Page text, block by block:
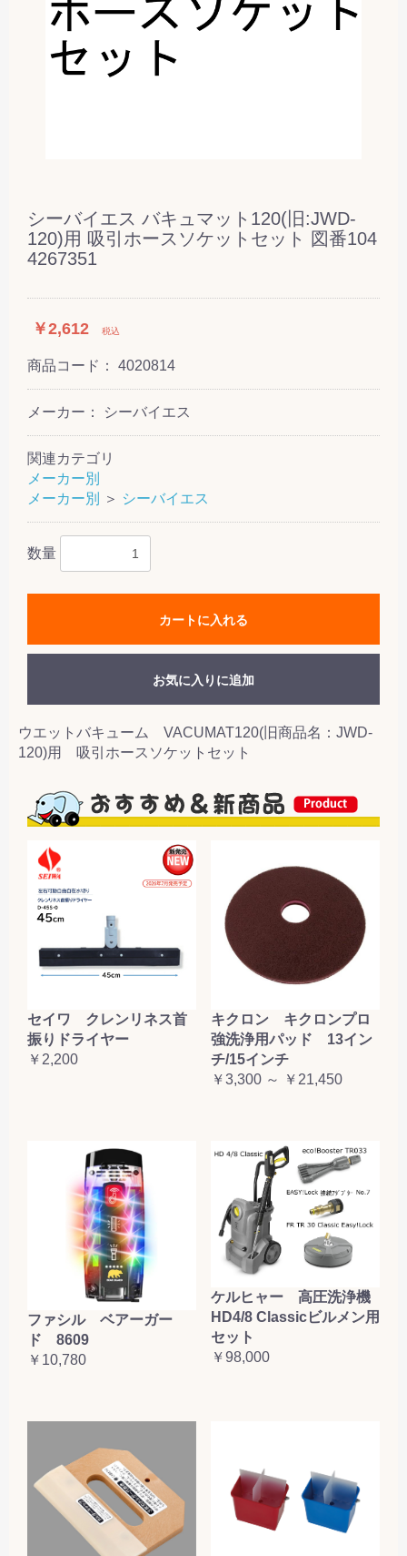
シーバイエス バキュマット120(旧:JWD-
120)用 吸引ホースソケットセット 図番104
4267351
￥2,612 税込
商品コード： 4020814
メーカー： シーバイエス
関連カテゴリ
メーカー別
メーカー別
＞ シーバイエス
数量
カートに入れる
お気に入りに追加
ウエットバキューム VACUMAT120(旧商品名：JWD-
120)用 吸引ホースソケットセット
セイワ クレンリネス首
振りドライヤー
￥2,200
キクロン キクロンプロ
強洗浄用パッド 13イン
チ/15インチ
￥3,300 ～ ￥21,450
ファシル ベアーガー
ド 8609
￥10,780
ケルヒャー 高圧洗浄機
HD4/8 Classicビルメン用
セット
￥98,000